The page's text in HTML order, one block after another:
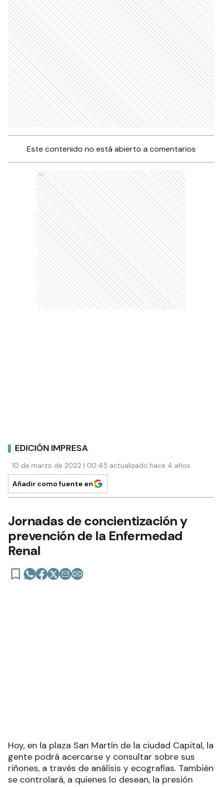
Este contenido no está abierto a comentarios
Ads
EDICIÓN IMPRESA
10 de marzo de 2022 | 00:45 actualizado hace 4 años
Añadir como fuente en
Jornadas de concientización y
prevención de la Enfermedad
Renal
Hoy, en la plaza San Martín de la ciudad Capital, la
gente podrá acercarse y consultar sobre sus